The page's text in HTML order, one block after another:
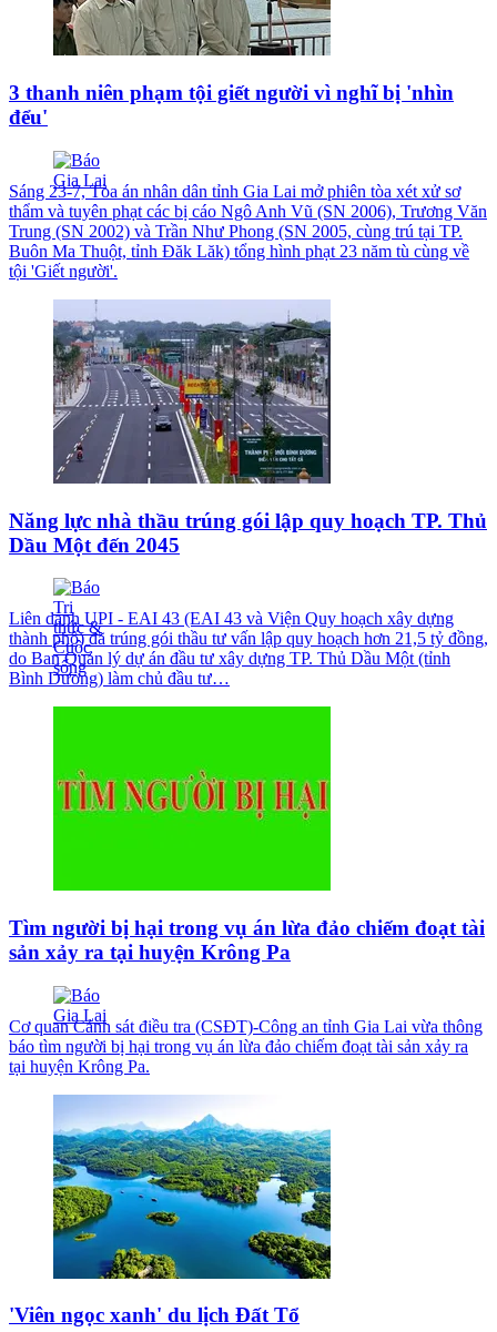
3 thanh niên phạm tội giết người vì nghĩ bị 'nhìn
đểu'
Sáng 23-7, Tòa án nhân dân tỉnh Gia Lai mở phiên tòa xét xử sơ
thẩm và tuyên phạt các bị cáo Ngô Anh Vũ (SN 2006), Trương Văn
Trung (SN 2002) và Trần Như Phong (SN 2005, cùng trú tại TP.
Buôn Ma Thuột, tỉnh Đăk Lăk) tổng hình phạt 23 năm tù cùng về
tội 'Giết người'.
Năng lực nhà thầu trúng gói lập quy hoạch TP. Thủ
Dầu Một đến 2045
Liên danh UPI - EAI 43 (EAI 43 và Viện Quy hoạch xây dựng
thành phố) đã trúng gói thầu tư vấn lập quy hoạch hơn 21,5 tỷ đồng,
do Ban Quản lý dự án đầu tư xây dựng TP. Thủ Dầu Một (tỉnh
Bình Dương) làm chủ đầu tư…
Tìm người bị hại trong vụ án lừa đảo chiếm đoạt tài
sản xảy ra tại huyện Krông Pa
Cơ quan Cảnh sát điều tra (CSĐT)-Công an tỉnh Gia Lai vừa thông
báo tìm người bị hại trong vụ án lừa đảo chiếm đoạt tài sản xảy ra
tại huyện Krông Pa.
'Viên ngọc xanh' du lịch Đất Tổ